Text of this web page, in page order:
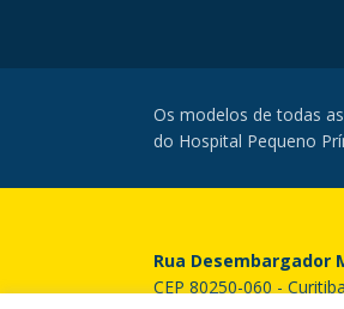
Os modelos de todas
do Hospital Pequeno
Rua Desembargador
CEP 80250-060 -